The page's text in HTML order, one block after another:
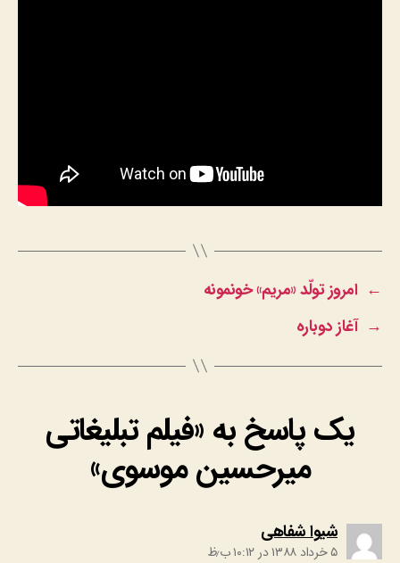
← امروز تولّد «مریم» خونمونه
→ آغاز دوباره
یک پاسخ به «فیلم تبلیغاتی
میرحسین موسوی»
شیوا شفاهی
۵ خرداد ۱۳۸۸ در ۱۰:۱۲ ب٫ظ